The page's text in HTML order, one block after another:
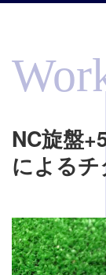
プライバシ
NC旋盤
による